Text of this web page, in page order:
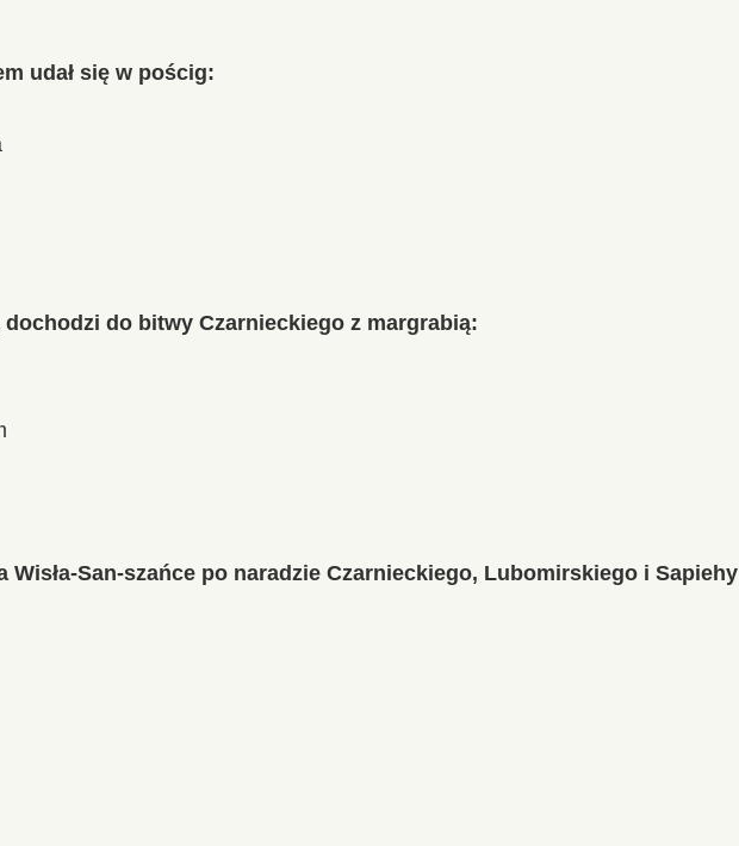
udał się w pościg:
dochodzi do bitwy Czarnieckiego z margrabią:
Wisła-San-szańce po naradzie Czarnieckiego, Lubomirskiego i Sapiehy